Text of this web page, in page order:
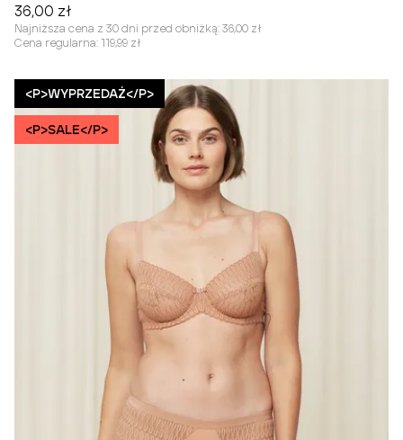
36,00 zł
Najniższa cena z 30 dni przed obniżką: 36,00 zł
Cena regularna: 119,99 zł
<P>WYPRZEDAŻ</P>
<P>SALE</P>